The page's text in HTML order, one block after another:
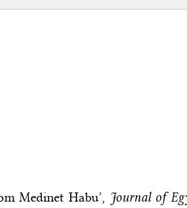
Medinet Habu’, Journal of